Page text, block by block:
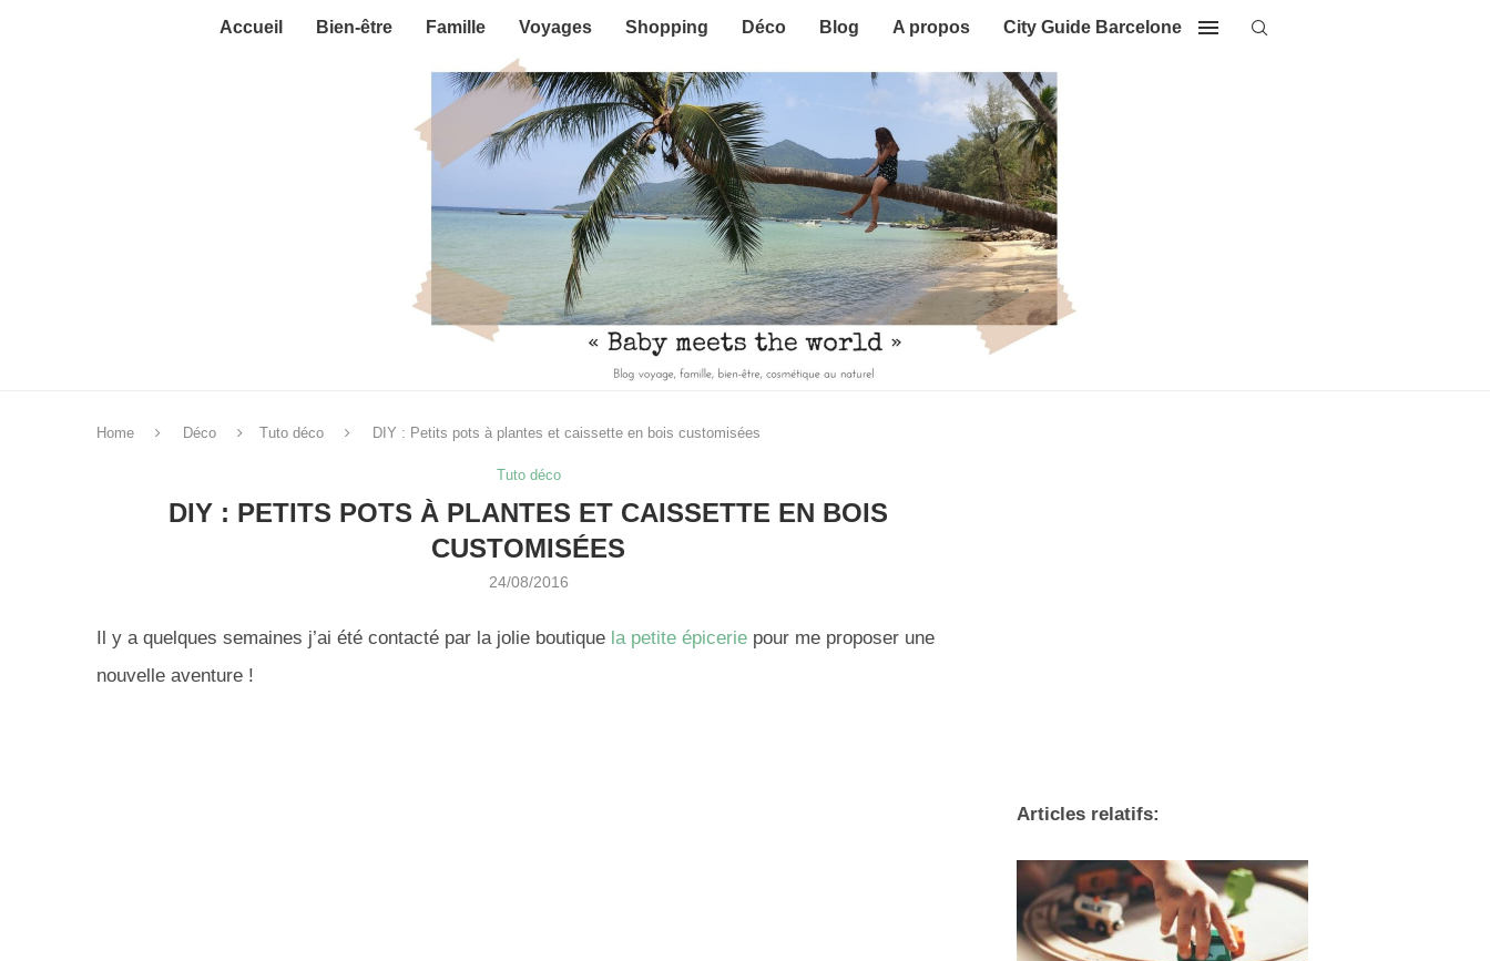
Accueil Bien-être Famille Voyages Shopping Déco Blog A propos City Guide Barcelone
Home Déco Tuto déco DIY : Petits pots à plantes et caissette en bois customisées
Tuto déco
DIY : PETITS POTS À PLANTES ET CAISSETTE EN BOIS
CUSTOMISÉES
24/08/2016
Il y a quelques semaines j’ai été contacté par la jolie boutique la petite épicerie pour me proposer une
nouvelle aventure !
Articles relatifs: